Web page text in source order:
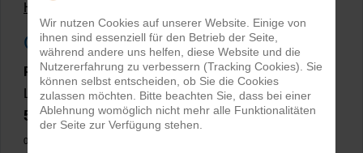
Hollowman und Produktfotografie
Google Rezensionen
PRO-ducto GmbH, Fotografie und Bildbearbeitung in
Lichtenau
5,0⭐⭐⭐⭐⭐ bei144 Google-Rezensionen (Stand
02.01.2026)
Wir nutzen Cookies auf unserer Website. Einige von
ihnen sind essenziell für den Betrieb der Seite,
während andere uns helfen, diese Website und die
Nutzererfahrung zu verbessern (Tracking Cookies). Sie
können selbst entscheiden, ob Sie die Cookies
zulassen möchten. Bitte beachten Sie, dass bei einer
Ablehnung womöglich nicht mehr alle Funktionalitäten
der Seite zur Verfügung stehen.